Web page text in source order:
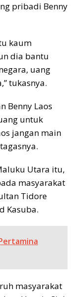
pribadi Benny
kaum
dia bantu
uang
tukasnya.
Benny Laos
untuk
jangan main
Utara itu,
masyarakat
Tidore
Kasuba.
masyarakat